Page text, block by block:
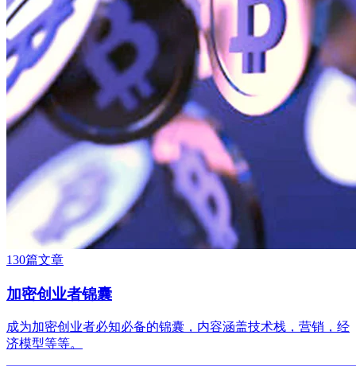
130篇文章
加密创业者锦囊
成为加密创业者必知必备的锦囊，内容涵盖技术栈，营销，经
济模型等等。